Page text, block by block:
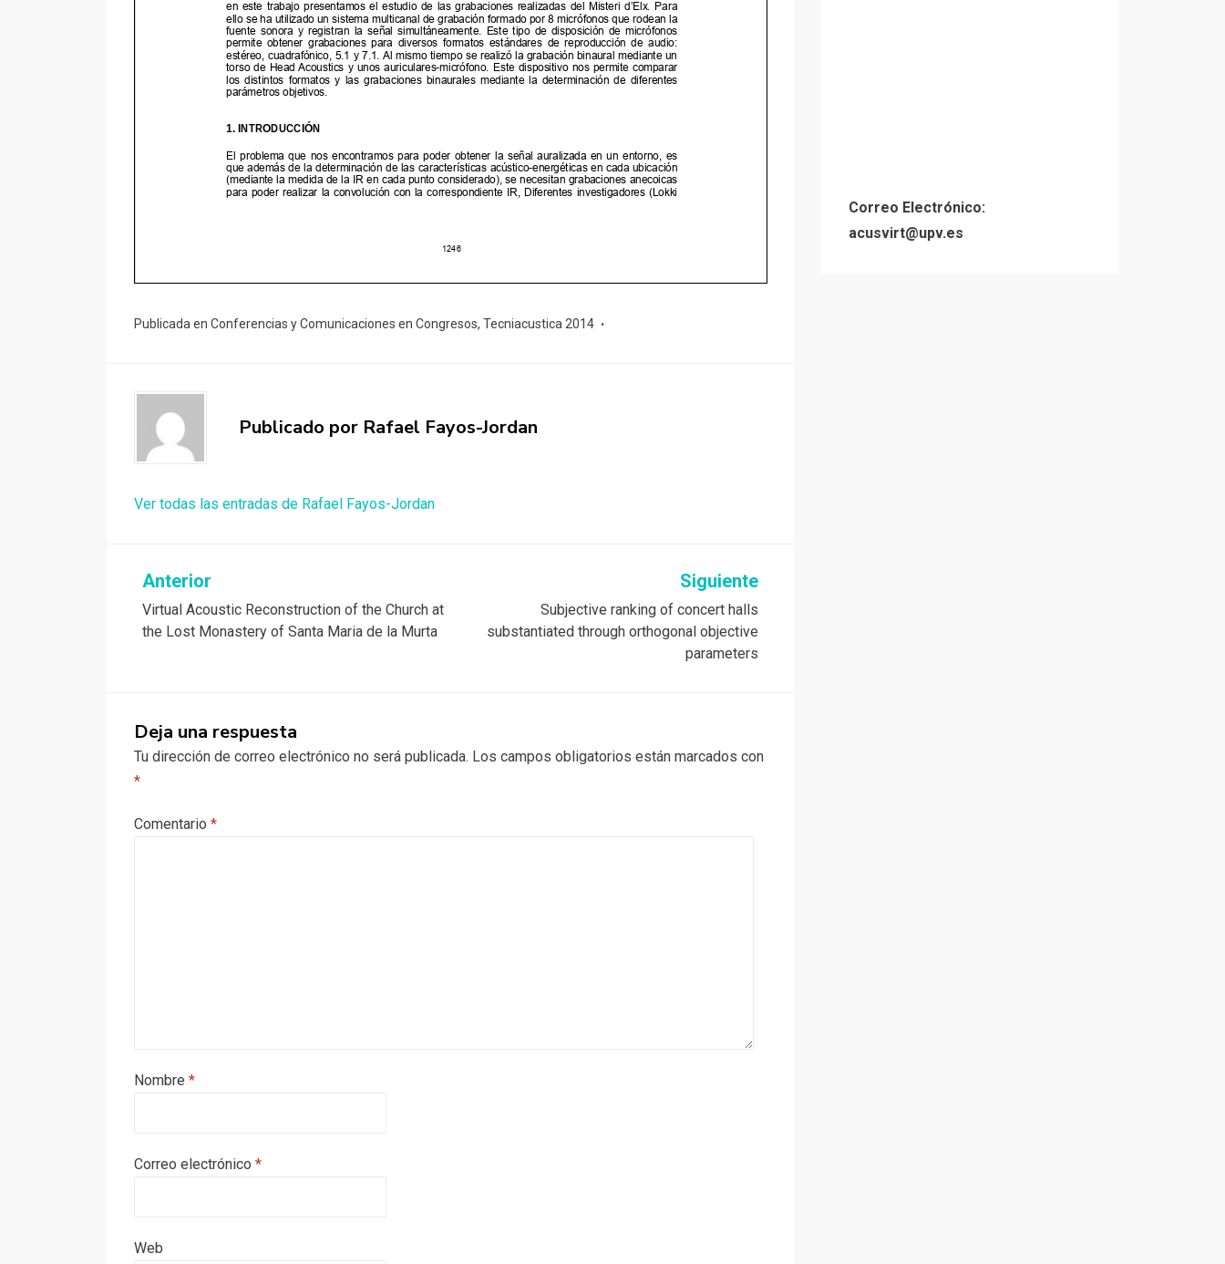
Publicada en Conferencias y Comunicaciones en Congresos, Tecniacustica 2014
Publicado por Rafael Fayos-Jordan
Ver todas las entradas de Rafael Fayos-Jordan
Navegación
de
Anterior
Virtual Acoustic Reconstruction of the Church at
the Lost Monastery of Santa Maria de la Murta
Siguiente
Subjective ranking of concert halls
substantiated through orthogonal objective
parameters
Deja una respuesta
Tu dirección de correo electrónico no será publicada. Los campos obligatorios están marcados con
*
Comentario *
Nombre *
Correo electrónico *
Web
Correo Electrónico:
acusvirt@upv.es